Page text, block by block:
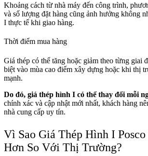
Khoảng cách từ nhà máy đến công trình,
và số lượng đặt hàng cũng ảnh hưởng không
I thực tế khi giao hàng.
Thời điểm mua hàng
Giá thép có thể tăng hoặc giảm theo từng giai
biệt vào mùa cao điểm xây dựng hoặc khi thị
mạnh.
Do đó, giá thép hình I có thể thay đổi mỗi
chính xác và cập nhật mới nhất, khách hàng
nhà cung cấp uy tín.
Vì Sao Giá Thép Hình I
Hơn So Với Thị Trường?